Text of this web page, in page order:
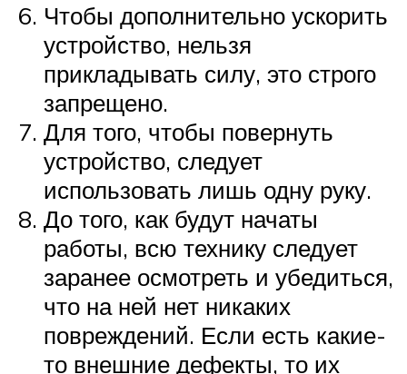
Чтобы дополнительно ускорить
устройство, нельзя
прикладывать силу, это строго
запрещено.
Для того, чтобы повернуть
устройство, следует
использовать лишь одну руку.
До того, как будут начаты
работы, всю технику следует
заранее осмотреть и убедиться,
что на ней нет никаких
повреждений. Если есть какие-
то внешние дефекты, то их